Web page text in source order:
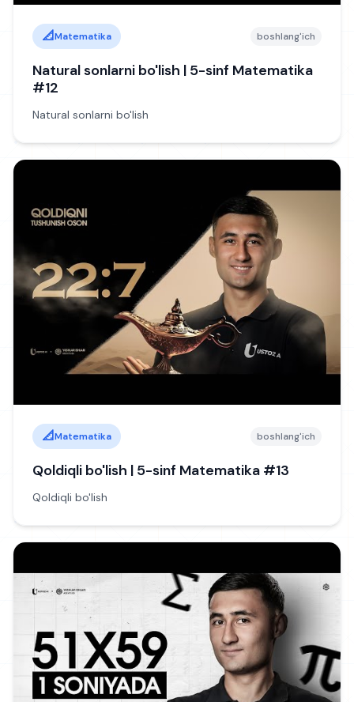
📐Matematika boshlang'ich
Natural sonlarni bo'lish | 5-sinf Matematika
#12
Natural sonlarni bo'lish
📐Matematika boshlang'ich
Qoldiqli bo'lish | 5-sinf Matematika #13
Qoldiqli bo'lish